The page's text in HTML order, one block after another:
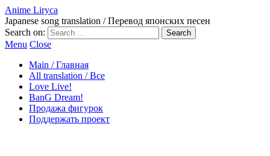
Anime Liryca
Japanese song translation / Перевод японских песен
Search on:
Menu Close
Main / Главная
All translation / Все
Love Live!
BanG Dream!
Продажа фигурок
Поддержать проект